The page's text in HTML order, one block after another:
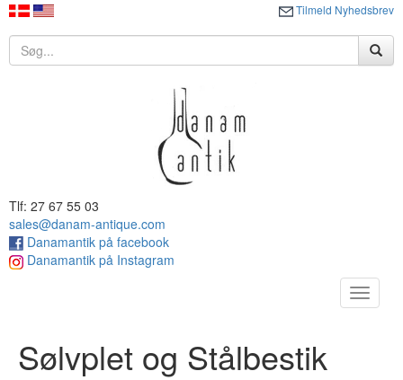
Tilmeld Nyhedsbrev
Tlf: 27 67 55 03
sales@danam-antique.com
Danamantik på facebook
Danamantik på Instagram
Toggle
Sølvplet og Stålbestik